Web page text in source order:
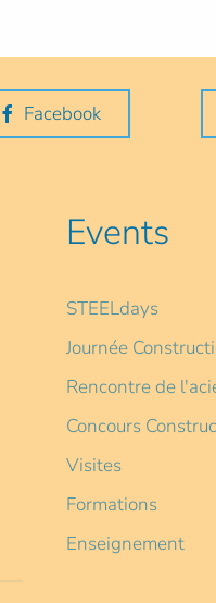
Facebook
Events
STEELdays
Journée
Rencontre de
Concours
Visites
Formations
Enseignement